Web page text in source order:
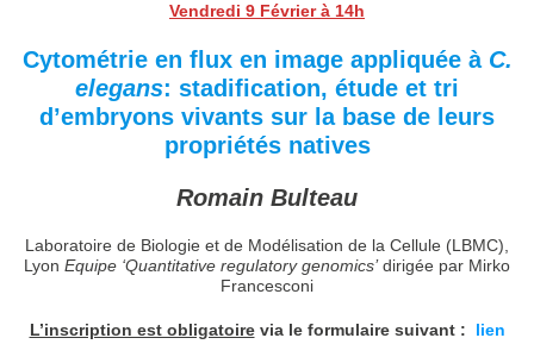
Vendredi 9 Février à 14h
Cytométrie en flux en image appliquée à C.
elegans: stadification, étude et tri
d’embryons vivants sur la base de leurs
propriétés natives
Romain Bulteau
Laboratoire de Biologie et de Modélisation de la Cellule (LBMC),
Lyon Equipe ‘Quantitative regulatory genomics’dirigée par Mirko
Francesconi
L’inscription est obligatoirevia le formulaire suivant : lien